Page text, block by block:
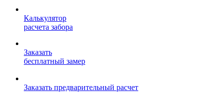
Калькулятор
расчета забора
Заказать
бесплатный замер
Заказать предварительный расчет